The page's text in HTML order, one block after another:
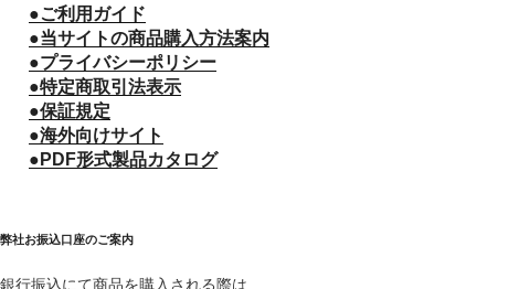
●ご利用ガイド
●当サイトの商品購入方法案内
●プライバシーポリシー
●特定商取引法表示
●保証規定
●海外向けサイト
●PDF形式製品カタログ
弊社お振込口座のご案内
銀行振込にて商品を購入される際は